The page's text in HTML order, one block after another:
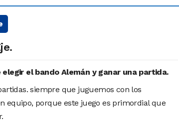
el bando Alemán y ganar una partida.
siempre que juguemos con los
equipo, porque este juego es primordial que